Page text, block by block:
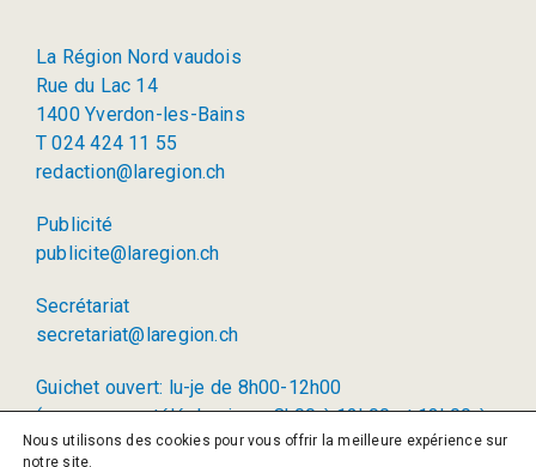
La Région Nord vaudois
Rue du Lac 14
1400 Yverdon-les-Bains
T 024 424 11 55
redaction@laregion.ch
Publicité
publicite@laregion.ch
Secrétariat
secretariat@laregion.ch
Guichet ouvert: lu-je de 8h00-12h00
(permanence téléphonique: 8h00 à 12h00 et 13h00 à
17h00)
Nous utilisons des cookies pour vous offrir la meilleure expérience sur
notre site.